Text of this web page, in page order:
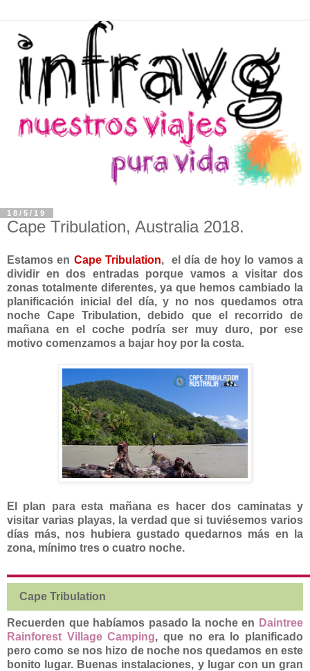
18/5/19
Cape Tribulation, Australia 2018.
Estamos en Cape Tribulation, el día de hoy lo vamos a
dividir en dos entradas porque vamos a visitar dos
zonas totalmente diferentes, ya que hemos cambiado la
planificación inicial del día, y no nos quedamos otra
noche Cape Tribulation, debido que el recorrido de
mañana en el coche podría ser muy duro, por ese
motivo comenzamos a bajar hoy por la costa.
El plan para esta mañana es hacer dos caminatas y
visitar varias playas, la verdad que si tuviésemos varios
días más, nos hubiera gustado quedarnos más en la
zona, mínimo tres o cuatro noche.
Cape Tribulation
Recuerden que habíamos pasado la noche en Daintree
Rainforest Village Camping, que no era lo planificado
pero como se nos hizo de noche nos quedamos en este
bonito lugar. Buenas instalaciones, y lugar con un gran